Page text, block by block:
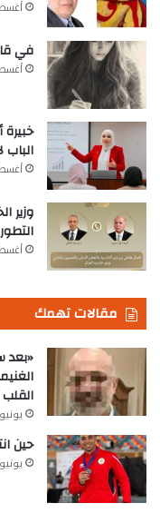
أغسطس
في
أغسطس
الباب
أغسطس
وزير
أغسطس
مقالات تهمك
«بعد
يونيو 4,
حين
يونيو 2,